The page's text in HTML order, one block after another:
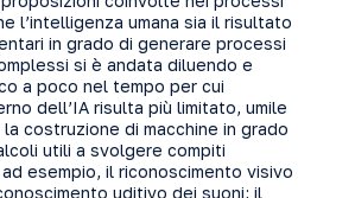
l’intelligenza umana sia il risultato
in grado di generare processi
si è andata diluendo e
a poco nel tempo per cui
dell’IA risulta più limitato, umile
costruzione di macchine in grado
utili a svolgere compiti
esempio, il riconoscimento visivo
uditivo dei suoni; il